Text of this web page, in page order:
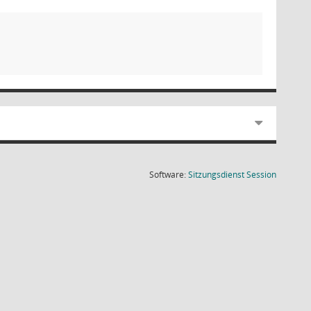
Software:SitzungsdienstSession(Wird in